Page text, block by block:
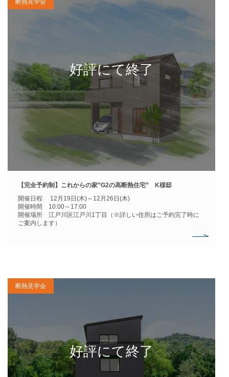
断熱見学会
【完全予約制】これからの家”G2の高断熱住宅” K様邸
開催日程 12月19日(木)～12月26日(木)
開催時間 10:00～17:00
開催場所 江戸川区江戸川1丁目（※詳しい住所はご予約完了時に
ご案内します）
断熱見学会